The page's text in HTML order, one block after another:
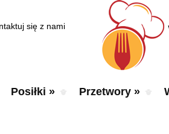
się z nami
Posiłki » Przetwory »